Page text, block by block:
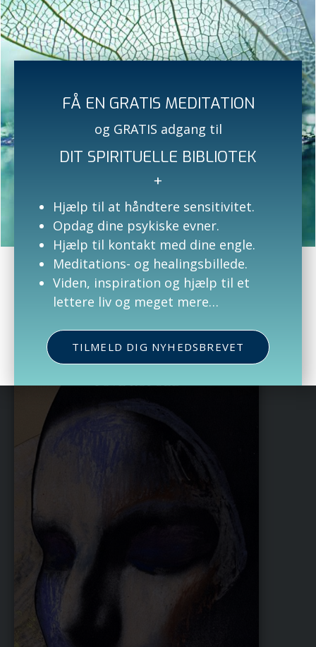
Mellem døden og livet
(skrevet med Steen Kofoed), Documentas
FÅ EN GRATIS MEDITATION
og GRATIS adgang til
DIT SPIRITUELLE BIBLIOTEK
+
Hjælp til at håndtere sensitivitet.
Opdag dine psykiske evner.
Hjælp til kontakt med dine engle.
Meditations- og healingsbillede.
Viden, inspiration og hjælp til et
lettere liv og meget mere…
TILMELD DIG NYHEDSBREVET